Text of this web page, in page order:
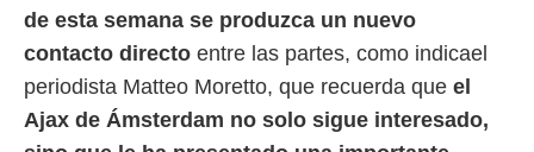
de esta semana se produzca un nuevo
contacto directo entre las partes, como indicael
periodista Matteo Moretto, que recuerda que el
Ajax de Ámsterdam no solo sigue interesado,